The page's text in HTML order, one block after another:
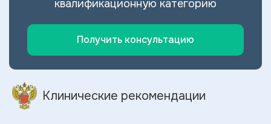
квалификационную категорию
Получить консультацию
Клинические рекомендации